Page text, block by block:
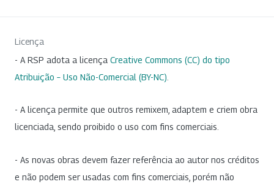
Licença
- A RSP adota a licença Creative Commons (CC) do tipo
Atribuição – Uso Não-Comercial (BY-NC)
- A licença permite que outros remixem, adaptem e criem obra
licenciada, sendo proibido o uso com fins comerciais.
- As novas obras devem fazer referência ao autor nos créditos
e não podem ser usadas com fins comerciais, porém não